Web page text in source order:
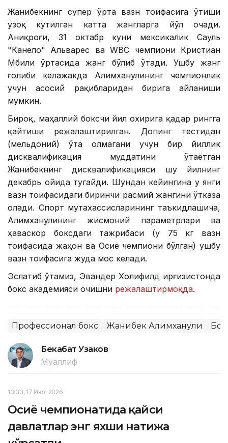
Жанибекнинг супер ўрта вазн тоифасига ўтиши
узоқ кутилган катта жангларга йўл очади.
Аниқроғи, 31 октабр куни мексикалик Сауль
"Канело" Альварес ва WВC чемпиони Кристиан
Мбили ўртасида жанг бўлиб ўтади. Ушбу жанг
ғолиби келажакда Алимханулининг чемпионлик
учун асосий рақибларидан бирига айланиши
мумкин.
Бироқ, маҳаллий боксчи йил охирига қадар рингга
қайтиши режалаштирилган. Допинг тестидан
(мельдоний) ўта олмагани учун бир йиллик
дисквалификация муддатини ўтаётган
Жанибекнинг дисквалификацияси шу йилнинг
декабрь ойида тугайди. Шундан кейингина у янги
вазн тоифасидаги биринчи расмий жангини ўтказа
олади. Спорт мутахассисларининг таъкидлашича,
Алимханулининг жисмоний параметрлари ва
ҳаваскор боксдаги тажрибаси (у 75 кг вазн
тоифасида жаҳон ва Осиё чемпиони бўлган) ушбу
вазн тоифасига жуда мос келади.
Эслатиб ўтамиз, Эвандер Холифилд Қирғизистонда
бокс академияси очишни режалаштирмоқда.
Профессионал бокс Жанибек Алимханули
Бекабат Узаков
Муаллиф
13:33, 17 Июл 2026
Осиё чемпионатида қайси
давлатлар энг яхши натижа